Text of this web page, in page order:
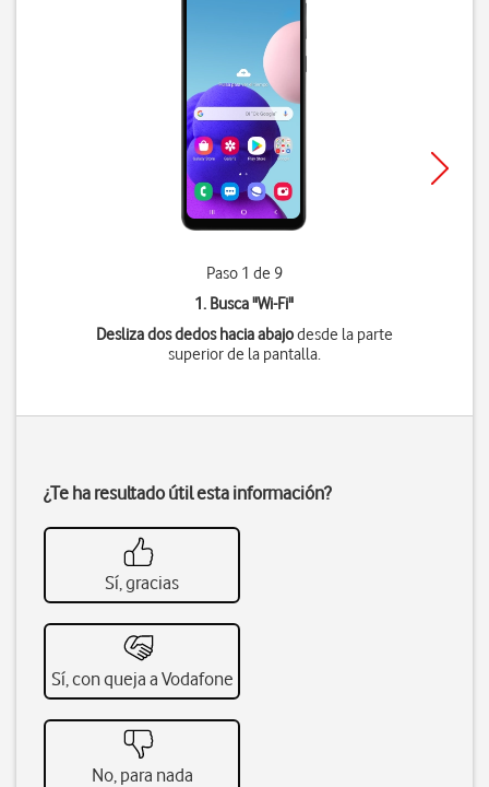
Paso 1 de 9
1. Busca "Wi-Fi"
Desliza dos dedos hacia abajodesde la parte
superior de la pantalla.
¿Te ha resultado útil esta información?
Sí, gracias
Sí, con queja a Vodafone
No, para nada